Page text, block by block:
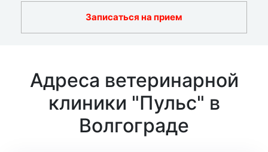
Записаться на прием
Адреса ветеринарной
клиники "Пульс" в
Волгограде